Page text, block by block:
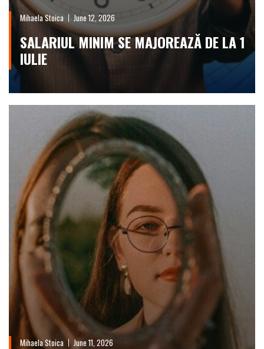
Mihaela Stoica June 12, 2026
SALARIUL MINIM SE MAJOREAZĂ DE LA 1
IULIE
Mihaela Stoica June 11, 2026